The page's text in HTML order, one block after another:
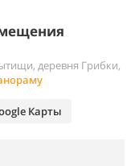
деревня Грибки,
Карты